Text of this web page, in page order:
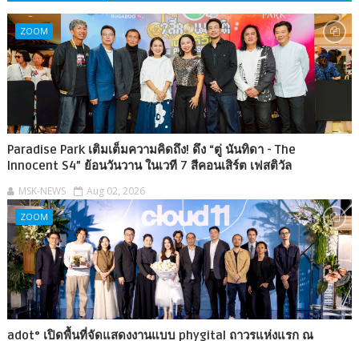
ZOOM
Paradise Park เติมเต็มความคิดถึง! ดึง “ตู่ นันทิดา - The
Innocent S4” ย้อนวันวาน ในเวที 7 สีคอนเสิร์ต เฟสติวัล
MSK-NEWS Aug 02, 2026
ZOOM
adot° เปิดพื้นที่จัดแสดงงานแบบ phygital ถาวรแห่งแรก ณ